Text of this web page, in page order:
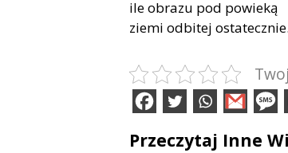
ile ob­ra­zu pod po­wie­ką
zie­mi od­bi­tej osta­tecz­nie.
Przeczytaj Inne